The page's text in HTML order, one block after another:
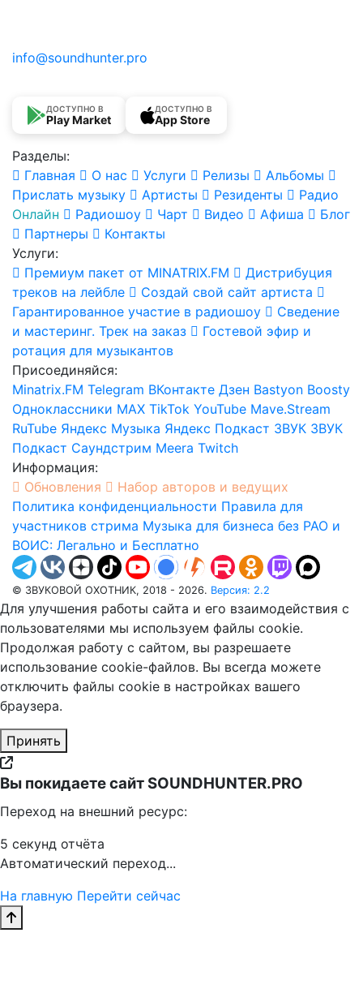
info@soundhunter.pro
ДОСТУПНО В
Play Market
ДОСТУПНО В
App Store
Разделы:
Главная
О нас Услуги Релизы
Альбомы
Прислать музыку
Артисты Резиденты
Радио
Онлайн
Радиошоу Чарт Видео Афиша
Блог
Партнеры
Контакты
Услуги:
Премиум пакет от MINATRIX.FM
Дистрибуция
треков на лейбле
Создай свой сайт артиста
Гарантированное участие в радиошоу
Сведение
и мастеринг. Трек на заказ
Гостевой эфир и
ротация для музыкантов
Присоединяйся:
Minatrix.FM Telegram ВКонтакте Дзен Bastyon Boosty
Одноклассники MAX TikTok YouTube Mave.Stream
RuTube Яндекс Музыка Яндекс Подкаст ЗВУК ЗВУК
Подкаст Саундстрим Meera Twitch
Информация:
Обновления
Набор авторов и ведущих
Политика конфиденциальности Правила для
участников стрима Музыка для бизнеса без РАО и
ВОИС: Легально и Бесплатно
© ЗВУКОВОЙ ОХОТНИК, 2018 - 2026. Версия: 2.2
Для улучшения работы сайта и его взаимодействия с
пользователями мы используем файлы cookie.
Продолжая работу с сайтом, вы разрешаете
использование cookie-файлов. Вы всегда можете
отключить файлы cookie в настройках вашего
браузера.
Принять
Вы покидаете сайт SOUNDHUNTER.PRO
Переход на внешний ресурс:
5 секунд отчёта
Автоматический переход...
На главную Перейти сейчас